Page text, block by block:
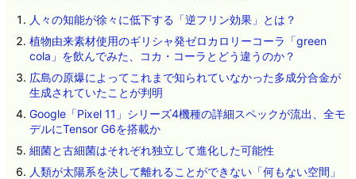
人々の知能が徐々に低下する「逆フリン効果」とは？
植物由来素材使用のギリシャ発ゼロカロリーコーラ「green
cola」を飲んでみた、コカ・コーラとどう違うのか？
広島の原爆によってこれまで知られていなかった多成分合金が
生成されていたことが判明
Google「Pixel 11」シリーズ4機種の詳細スペックが流出、全モ
デルにTensor G6を搭載か
細菌と古細菌はそれぞれ独立して進化した可能性
人類が太陽系を決して離れることができない「何もない空間」